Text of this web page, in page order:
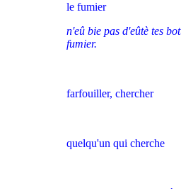
le fumier
n'eû bie pas d'eûtè tes
fumier.
farfouiller, chercher
quelqu'un qui cherche